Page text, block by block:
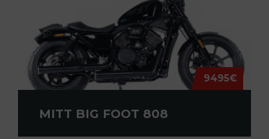
9495€
MITT BIG FOOT 808